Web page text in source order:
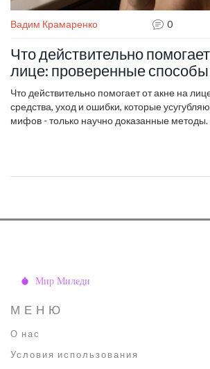
Вадим Крамаренко 0
Что действительно
лице: проверенные
которых стоит избегать
Что действительно помогает от акне на
средства, уход и ошибки, которые
мифов - только научно доказанные методы.
МЕНЮ
О нас
Условия использования